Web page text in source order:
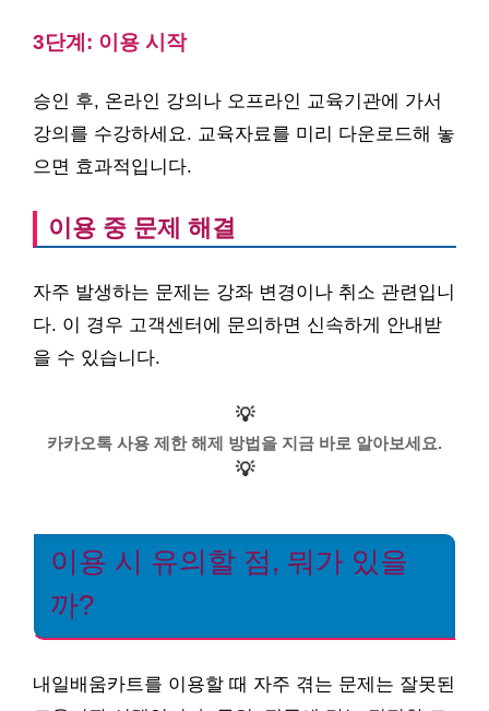
3단계: 이용 시작
승인 후, 온라인 강의나 오프라인 교육기관에 가서
강의를 수강하세요. 교육자료를 미리 다운로드해 놓
으면 효과적입니다.
이용 중 문제 해결
자주 발생하는 문제는 강좌 변경이나 취소 관련입니
다. 이 경우 고객센터에 문의하면 신속하게 안내받
을 수 있습니다.
💡
카카오톡 사용 제한 해제 방법을 지금 바로 알아보세요.
💡
이용 시 유의할 점, 뭐가 있을
까?
내일배움카트를 이용할 때 자주 겪는 문제는 잘못된